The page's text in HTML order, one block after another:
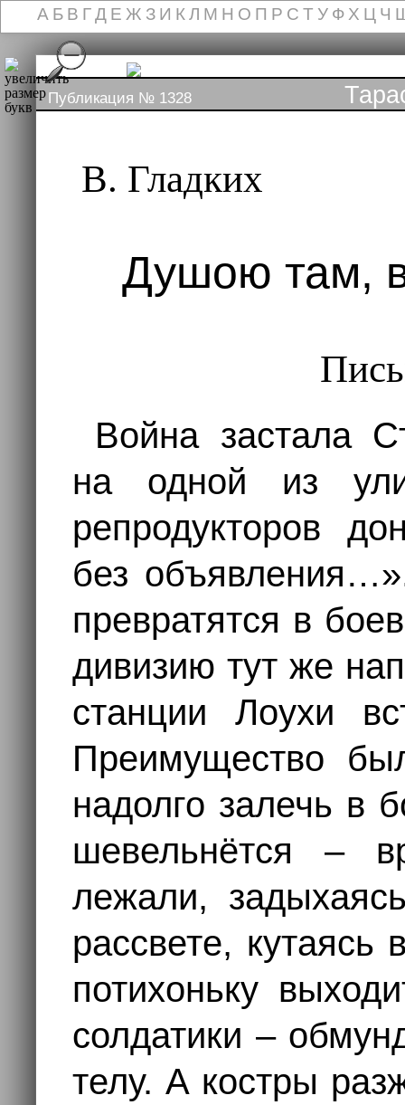
А Б В ГД Е Ж З И К Л М Н О П Р С Т У Ф Х Ц Ч
Публикация № 1328
В. Гладких
Душою там,
Война застала
на одной из
репродукторов
без
превратятся в
дивизию тут же
станции Лоухи
Преимущество
надолго залечь в
шевельнётся –
лежали,
рассвете, кутаясь
потихоньку
солдатики –
телу. А костры